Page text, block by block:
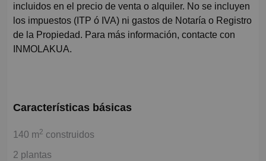
incluidos en el precio de venta o alquiler. No se incluyen
los impuestos (ITP ó IVA) ni gastos de Notaría o Registro
de la Propiedad. Para más información, contacte con
INMOLAKUA.
Características básicas
140 m2 construidos
2 plantas